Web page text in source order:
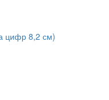
цифр 8,2 см)